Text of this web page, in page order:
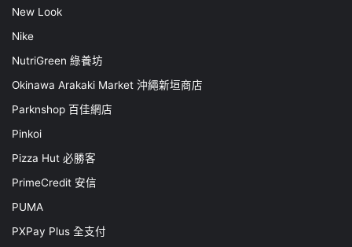
New Look
Nike
NutriGreen 綠養坊
Okinawa Arakaki Market 沖繩新垣商店
Parknshop 百佳網店
Pinkoi
Pizza Hut 必勝客
PrimeCredit 安信
PUMA
PXPay Plus 全支付